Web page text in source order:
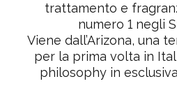
trattamento e
numero 1 negli
Viene dall’Arizona, una
per la prima volta in
philosophy in